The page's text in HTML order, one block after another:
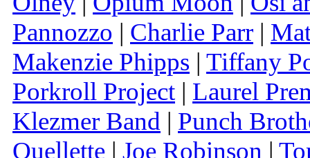
Pannozzo | Charlie Parr |
Makenzie Phipps | Tiffany
Porkroll Project | Laurel
Klezmer Band | Punch
Ouellette | Joe Robinson |